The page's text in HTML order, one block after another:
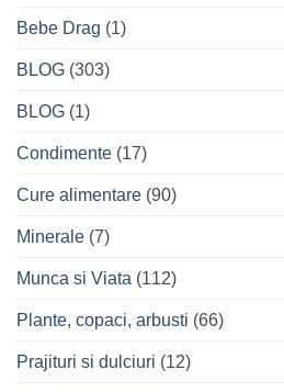
Bebe Drag (1)
BLOG (303)
BLOG (1)
Condimente (17)
Cure alimentare (90)
Minerale (7)
Munca si Viata (112)
Plante, copaci, arbusti (66)
Prajituri si dulciuri (12)